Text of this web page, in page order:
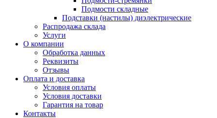
Подмости складные
Подставки (настилы) диэлектрические
Распродажа склада
Услуги
О компании
Обработка данных
Реквизиты
Отзывы
Оплата и доставка
Условия оплаты
Условия доставки
Гарантия на товар
Контакты